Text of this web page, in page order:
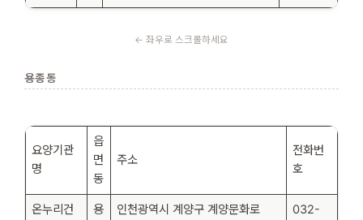
용종동
요양기관
명
읍
면
동
주소
전화번
호
온누리건
용
인천광역시 계양구 계양문화로
032-